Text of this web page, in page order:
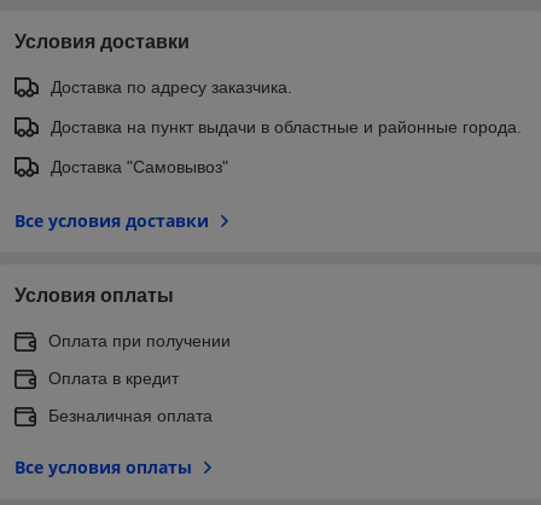
Условия доставки
Доставка по адресу заказчика.
Доставка на пункт выдачи в областные и районные города.
Доставка "Самовывоз"
Все условия доставки
Условия оплаты
Оплата при получении
Оплата в кредит
Безналичная оплата
Все условия оплаты